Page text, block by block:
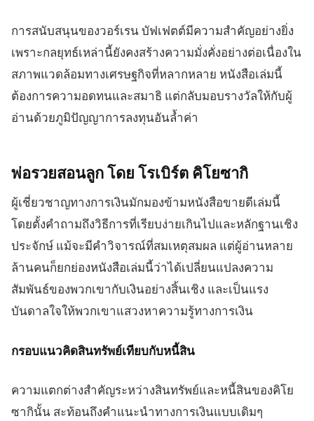
การสนับสนุนของวอร์เรน บัฟเฟตต์มีความสำคัญอย่างยิ่ง
เพราะกลยุทธ์เหล่านี้ยังคงสร้างความมั่งคั่งอย่างต่อเนื่องใน
สภาพแวดล้อมทางเศรษฐกิจที่หลากหลาย หนังสือเล่มนี้
ต้องการความอดทนและสมาธิ แต่กลับมอบรางวัลให้กับผู้
อ่านด้วยภูมิปัญญาการลงทุนอันล้ำค่า
พ่อรวยสอนลูก โดย โรเบิร์ต คิโยซากิ
ผู้เชี่ยวชาญทางการเงินมักมองข้ามหนังสือขายดีเล่มนี้
โดยตั้งคำถามถึงวิธีการที่เรียบง่ายเกินไปและหลักฐานเชิง
ประจักษ์ แม้จะมีคำวิจารณ์ที่สมเหตุสมผล แต่ผู้อ่านหลาย
ล้านคนก็ยกย่องหนังสือเล่มนี้ว่าได้เปลี่ยนแปลงความ
สัมพันธ์ของพวกเขากับเงินอย่างสิ้นเชิง และเป็นแรง
บันดาลใจให้พวกเขาแสวงหาความรู้ทางการเงิน
กรอบแนวคิดสินทรัพย์เทียบกับหนี้สิน
ความแตกต่างสำคัญระหว่างสินทรัพย์และหนี้สินของคิโย
ซากินั้น สะท้อนถึงคำแนะนำทางการเงินแบบเดิมๆ